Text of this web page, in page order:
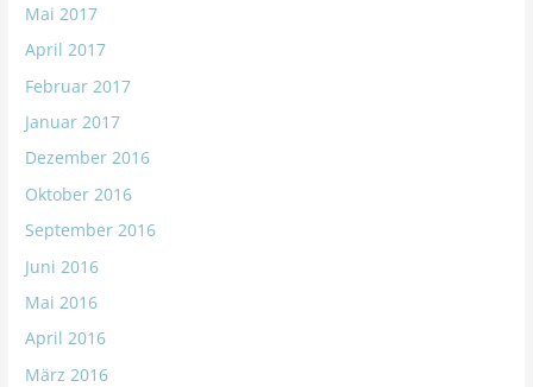
Mai 2017
April 2017
Februar 2017
Januar 2017
Dezember 2016
Oktober 2016
September 2016
Juni 2016
Mai 2016
April 2016
März 2016